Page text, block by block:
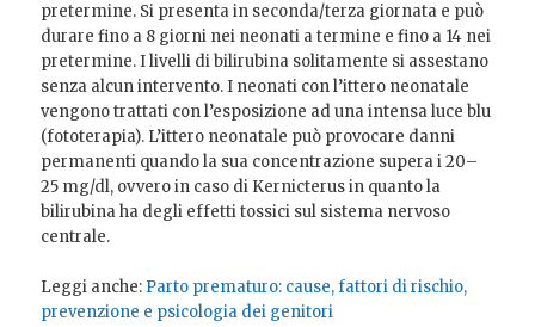
pretermine. Si presenta in seconda/terza giornata e può
durare fino a 8 giorni nei neonati a termine e fino a 14 nei
pretermine. I livelli di bilirubina solitamente si assestano
senza alcun intervento. I neonati con l’ittero neonatale
vengono trattati con l’esposizione ad una intensa luce blu
(fototerapia). L’ittero neonatale può provocare danni
permanenti quando la sua concentrazione supera i 20–
25 mg/dl, ovvero in caso di Kernicterus in quanto la
bilirubina ha degli effetti tossici sul sistema nervoso
centrale.
Leggi anche: Parto prematuro: cause, fattori di rischio,
prevenzione e psicologia dei genitori